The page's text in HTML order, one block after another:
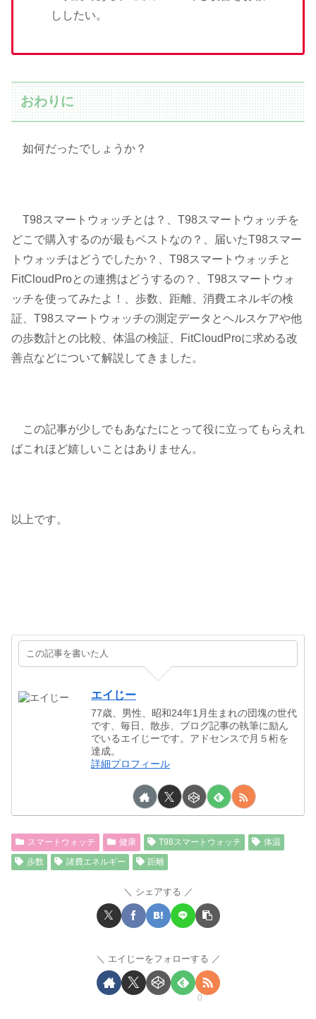
ししたい。
おわりに
如何だったでしょうか？
T98スマートウォッチとは？、T98スマートウォッチを
どこで購入するのが最もベストなの？、届いたT98スマー
トウォッチはどうでしたか？、T98スマートウォッチと
FitCloudProとの連携はどうするの？、T98スマートウォ
ッチを使ってみたよ！、歩数、距離、消費エネルギの検
証、T98スマートウォッチの測定データとヘルスケアや他
の歩数計との比較、体温の検証、FitCloudProに求める改
善点などについて解説してきました。
この記事が少しでもあなたにとって役に立ってもらえれ
ばこれほど嬉しいことはありません。
以上です。
この記事を書いた人
エイじー
77歳、男性、昭和24年1月生まれの団塊の世代
です、毎日、散歩、ブログ記事の執筆に励ん
でいるエイじーです。アドセンスで月５桁を
達成。
詳細プロフィール
スマートウォッチ 健康 T98スマートウォッチ
体温
歩数
諸費エネルギー 距離
シェアする
エイじーをフォローする
0